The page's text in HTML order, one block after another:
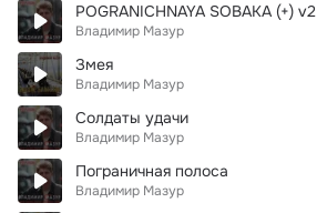
POGRANICHNAYA SOBAKA (+) v2
Владимир Мазур
Змея
Владимир Мазур
Солдаты удачи
Владимир Мазур
Пограничная полоса
Владимир Мазур